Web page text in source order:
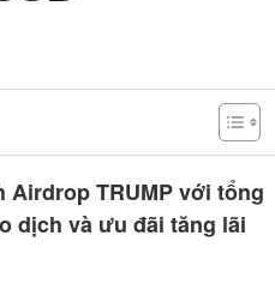
TRUMP với tổng
dịch và ưu đãi tăng lãi